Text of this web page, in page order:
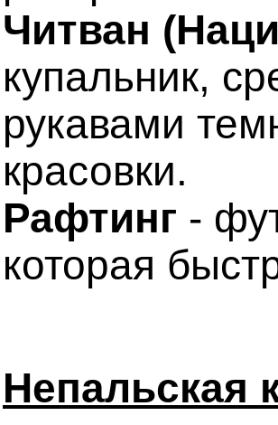
Читван
купальник,
рукавами
красовки.
Рафтинг -
которая
Непальская